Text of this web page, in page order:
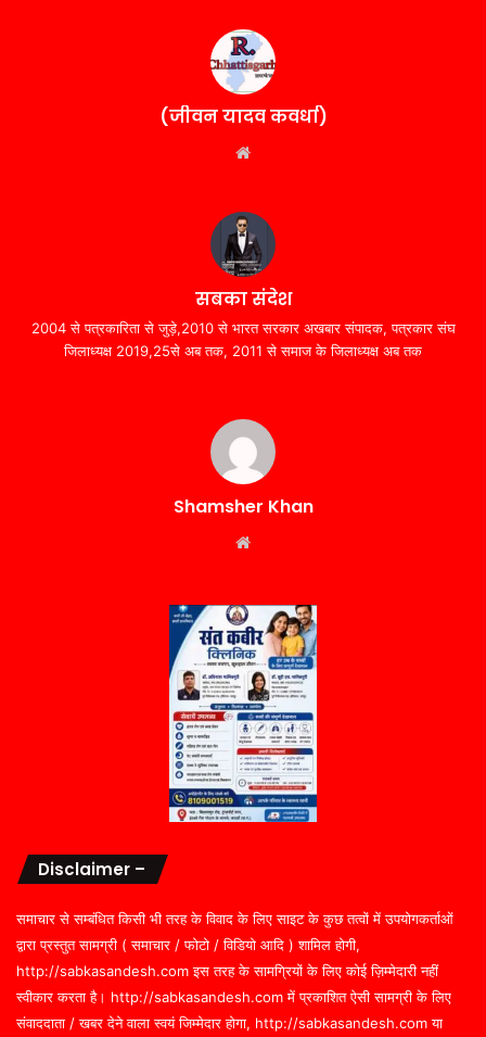
(जीवन यादव कवर्धा)
सबका संदेश
2004 से पत्रकारिता से जुड़े,2010 से भारत सरकार अखबार संपादक, पत्रकार संघ
जिलाध्यक्ष 2019,25से अब तक, 2011 से समाज के जिलाध्यक्ष अब तक
Shamsher Khan
Disclaimer –
समाचार से सम्बंधित किसी भी तरह के विवाद के लिए साइट के कुछ तत्वों में उपयोगकर्ताओं
द्वारा प्रस्तुत सामग्री ( समाचार / फोटो / विडियो आदि ) शामिल होगी,
http://sabkasandesh.com इस तरह के सामग्रियों के लिए कोई ज़िम्मेदारी नहीं
स्वीकार करता है। http://sabkasandesh.com में प्रकाशित ऐसी सामग्री के लिए
संवाददाता / खबर देने वाला स्वयं जिम्मेदार होगा, http://sabkasandesh.com या